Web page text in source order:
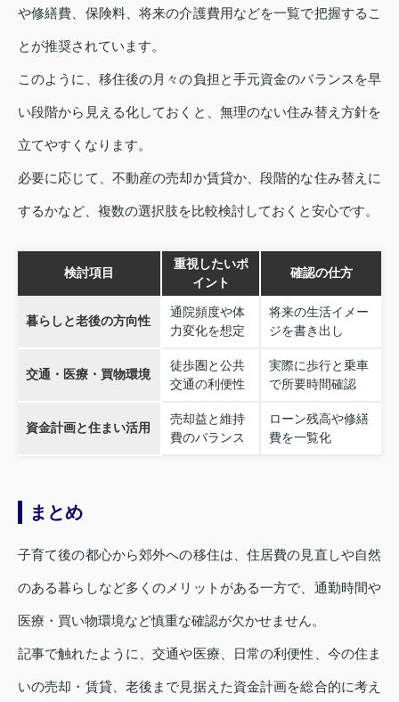
や修繕費、保険料、将来の介護費用などを一覧で把握するこ
とが推奨されています。
このように、移住後の月々の負担と手元資金のバランスを早
い段階から見える化しておくと、無理のない住み替え方針を
立てやすくなります。
必要に応じて、不動産の売却か賃貸か、段階的な住み替えに
するかなど、複数の選択肢を比較検討しておくと安心です。
検討項目
重視したいポ
イント
確認の仕方
暮らしと老後の方向性
通院頻度や体
力変化を想定
将来の生活イメー
ジを書き出し
交通・医療・買物環境
徒歩圏と公共
交通の利便性
実際に歩行と乗車
で所要時間確認
資金計画と住まい活用
売却益と維持
費のバランス
ローン残高や修繕
費を一覧化
まとめ
子育て後の都心から郊外への移住は、住居費の見直しや自然
のある暮らしなど多くのメリットがある一方で、通勤時間や
医療・買い物環境など慎重な確認が欠かせません。
記事で触れたように、交通や医療、日常の利便性、今の住ま
いの売却・賃貸、老後まで見据えた資金計画を総合的に考え